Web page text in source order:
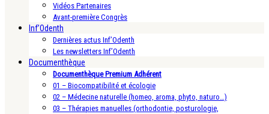
Vidéos Partenaires
Avant-première Congrès
Inf’Odenth
Dernières actus Inf’Odenth
Les newsletters Inf’Odenth
Documenthèque
Documenthèque Premium Adhérent
01 – Biocompatibilité et écologie
02 – Médecine naturelle (homeo, aroma, phyto, naturo…)
03 – Thérapies manuelles (orthodontie, posturologie,